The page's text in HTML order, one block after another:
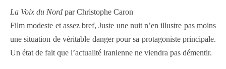
La Voix du Nord par Christophe Caron
Film modeste et assez bref, Juste une nuit n’en illustre pas moins
une situation de véritable danger pour sa protagoniste principale.
Un état de fait que l’actualité iranienne ne viendra pas démentir.